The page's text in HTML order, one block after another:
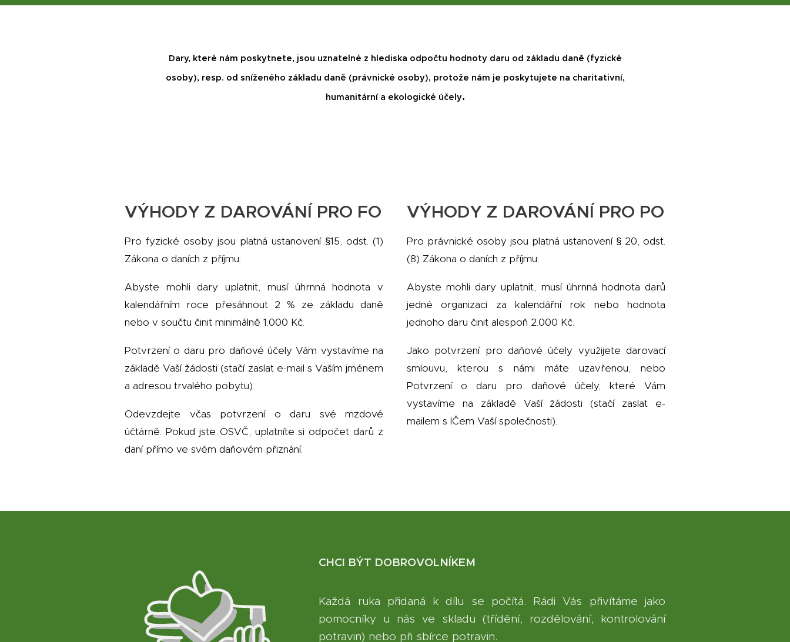
Dary, které nám poskytnete, jsou uznatelné z hlediska odpočtu hodnoty daru od základu daně (fyzické
osoby), resp. od sníženého základu daně (právnické osoby), protože nám je poskytujete na charitativní,
humanitární a ekologické účely.
VÝHODY Z DAROVÁNÍ PRO FO
Pro fyzické osoby jsou platná ustanovení §15, odst. (1)
Zákona o daních z příjmu:
Abyste mohli dary uplatnit, musí úhrnná hodnota v
kalendářním roce přesáhnout 2 % ze základu daně
nebo v součtu činit minimálně 1.000 Kč.
Potvrzení o daru pro daňové účely Vám vystavíme na
základě Vaší žádosti (stačí zaslat e-mail s Vaším jménem
a adresou trvalého pobytu).
Odevzdejte včas potvrzení o daru své mzdové
účtárně. Pokud jste OSVČ, uplatníte si odpočet darů z
daní přímo ve svém daňovém přiznání.
VÝHODY Z DAROVÁNÍ PRO PO
Pro právnické osoby jsou platná ustanovení § 20, odst.
(8) Zákona o daních z příjmu:
Abyste mohli dary uplatnit, musí úhrnná hodnota darů
jedné organizaci za kalendářní rok nebo hodnota
jednoho daru činit alespoň 2.000 Kč.
Jako potvrzení pro daňové účely využijete darovací
smlouvu, kterou s námi máte uzavřenou, nebo
Potvrzení o daru pro daňové účely, které Vám
vystavíme na základě Vaší žádosti (stačí zaslat e-
mailem s IČem Vaší společnosti).
CHCI BÝT DOBROVOLNÍKEM
Každá ruka přidaná k dílu se počítá. Rádi Vás přivítáme jako
pomocníky u nás ve skladu (třídění, rozdělování, kontrolování
potravin) nebo při sbírce potravin.